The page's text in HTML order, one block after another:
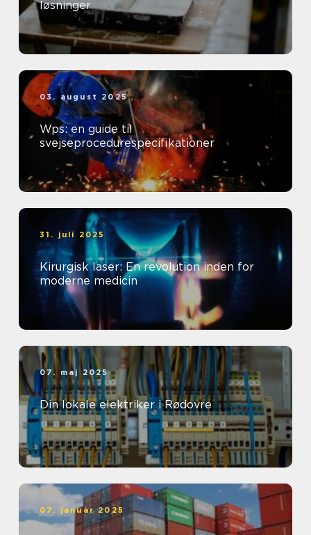
løsninger
03. august 2025
Wps: en guide til
svejseprocedurespecifikationer
31. juli 2025
Kirurgisk laser: En revolution inden for
moderne medicin
07. maj 2025
Din lokale elektriker i Rødovre
07. januar 2025